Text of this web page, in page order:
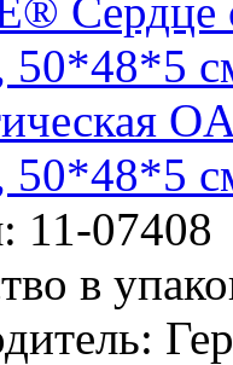
50*48*5
11-07408
в